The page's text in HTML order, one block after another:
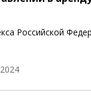
Российской